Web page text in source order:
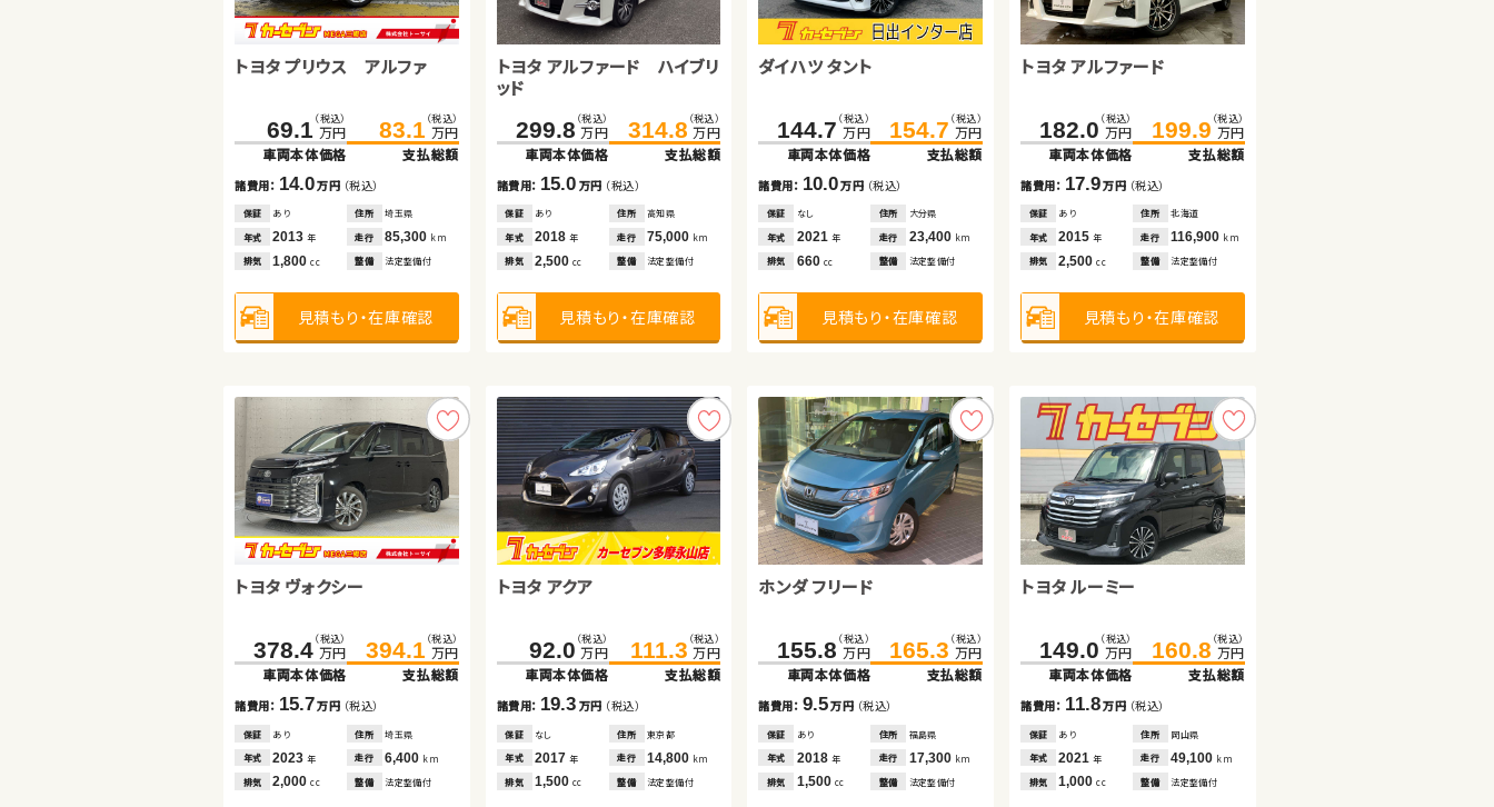
トヨタ プリウス アルファ
69.1 （税込）
万円
車両本体価格
83.1（税込）
万円
支払総額
諸費用： 14.0万円 （税込）
保証 あり 住所
埼玉県
年式
2013年 走行 85,300 km
排気
1,800cc 整備 法定整備付
見積もり・在庫確認
トヨタ アルファード ハイブリ
ッド
299.8 （税込）
万円
車両本体価格
314.8 （税込）
万円
支払総額
諸費用： 15.0 万円 （税込）
保証 あり 住所
高知県
年式
2018年 走行 75,000 km
排気
2,500cc 整備 法定整備付
見積もり・在庫確認
ダイハツ タント
144.7 （税込）
万円
車両本体価格
154.7 （税込）
万円
支払総額
諸費用： 10.0万円 （税込）
保証 なし 住所
大分県
年式
2021 年 走行 23,400 km
排気
660 cc 整備 法定整備付
見積もり・在庫確認
トヨタ アルファード
182.0 （税込）
万円
車両本体価格
199.9 （税込）
万円
支払総額
諸費用： 17.9万円 （税込）
保証 あり 住所
北海道
年式
2015年 走行 116,900 km
排気
2,500cc 整備 法定整備付
見積もり・在庫確認
トヨタ ヴォクシー
378.4（税込）
万円
車両本体価格
394.1（税込）
万円
支払総額
諸費用： 15.7万円 （税込）
保証 あり 住所
埼玉県
年式
2023年 走行 6,400 km
排気
2,000cc 整備 法定整備付
トヨタ アクア
92.0 （税込）
万円
車両本体価格
111.3 （税込）
万円
支払総額
諸費用： 19.3 万円 （税込）
保証 なし 住所
東京都
年式
2017年 走行 14,800 km
排気
1,500cc 整備 法定整備付
ホンダ フリード
155.8 （税込）
万円
車両本体価格
165.3 （税込）
万円
支払総額
諸費用： 9.5万円 （税込）
保証 あり 住所
福島県
年式
2018 年 走行 17,300 km
排気
1,500 cc 整備 法定整備付
トヨタ ルーミー
149.0 （税込）
万円
車両本体価格
160.8 （税込）
万円
支払総額
諸費用： 11.8万円 （税込）
保証 あり 住所
岡山県
年式
2021年 走行 49,100 km
排気
1,000cc 整備 法定整備付
ホンダ フリード
227.0 （税込）
万円
車両本体価格
233.8（税込）
万円
支払総額
諸費用： 6.8 万円（税込）
保証 あり 住所
山口県
年式
2023年 走行 26,700 km
排気
1,500cc 整備 法定整備付
見積もり・在庫確認
トヨタ プリウス
189.0 （税込）
万円
車両本体価格
198.0 （税込）
万円
支払総額
諸費用： 9.0万円（税込）
保証 なし 住所
宮城県
年式
2021年 走行 82,100 km
排気
1,800cc 整備 法定整備付
見積もり・在庫確認
ホンダ フィット
84.2 （税込）
万円
車両本体価格
99.9 （税込）
万円
支払総額
諸費用： 15.7万円 （税込）
保証 あり 住所
岩手県
年式
2020 年 走行 74,800 km
排気
1,400 整備 法定整備付
見積もり・在庫確認
スズキ スイフト
83.6 （税込）
万円
車両本体価格
99.6 （税込）
万円
支払総額
諸費用： 16.0万円 （税込）
保証 あり 住所
岩手県
年式
2017年 走行 58,300km
排気
1,300cc 整備 法定整備付
見積もり・在庫確認
スズキ ジムニー
192.8（税込）
万円
車両本体価格
206.8（税込）
万円
支払総額
諸費用： 14.0万円 （税込）
保証 あり 住所
千葉県
年式
2021年 走行 44,500km
排気
660cc 整備 法定整備付
ホンダ Ｎ ＢＯＸ
125.0 （税込）
万円
車両本体価格
135.9 （税込）
万円
支払総額
諸費用： 10.9 万円 （税込）
保証 あり 住所
岩手県
年式
2021年 走行 50,900 km
排気
660cc 整備 法定整備付
スズキ アルト ＨＢ
49.6 （税込）
万円
車両本体価格
59.7 （税込）
万円
支払総額
諸費用： 10.1万円（税込）
保証 あり 住所
茨城県
年式
2017 年 走行 42,600 km
排気
660cc 整備 法定整備付
ホンダ フィット ハイブリッド
104.6 （税込）
万円
車両本体価格
115.8 （税込）
万円
支払総額
諸費用： 11.2万円 （税込）
保証 あり 住所
埼玉県
年式
2022年 走行 35,200 km
排気
1,500cc 整備 法定整備付
ダイハツ ムーヴ
19.8 （税込）
万円
車両本体価格
30.0（税込）
万円
支払総額
諸費用： 10.2万円 （税込）
保証 なし 住所
広島県
年式
2011年 走行 60,500 km
排気
660cc 整備 法定整備付
見積もり・在庫確認
ホンダ Ｎ ＢＯＸ
199.8 （税込）
万円
車両本体価格
208.7 （税込）
万円
支払総額
諸費用： 8.9万円（税込）
保証 あり 住所
北海道
年式
2024年 走行 20,200 km
排気
660cc 整備 法定整備付
見積もり・在庫確認
ダイハツ タント
49.8 （税込）
万円
車両本体価格
60.1 （税込）
万円
支払総額
諸費用： 10.3万円 （税込）
保証 あり 住所
東京都
年式
2016 年 走行 78,100 km
排気
660 cc 整備 法定整備付
見積もり・在庫確認
スズキ ワゴンＲ
88.0 （税込）
万円
車両本体価格
99.7 （税込）
万円
支払総額
諸費用： 11.7万円 （税込）
保証 なし 住所
東京都
年式
2021年 走行 14,600km
排気
660cc 整備 法定整備付
見積もり・在庫確認
トヨタ ヴェルファイア ハイブ
271.8（税込）
万円
車両本体価格
289.2（税込）
万円
支払総額
諸費用： 17.4万円 （税込）
保証 あり 住所
岩手県
年式
2015年 走行 68,800km
排気
2,500cc 整備 法定整備付
トヨタ ヴェルファイア
135.0 （税込）
万円
車両本体価格
149.9 （税込）
万円
支払総額
諸費用： 14.9 万円 （税込）
保証 あり 住所
岩手県
年式
2013年 走行 88,000 km
排気
3,500cc 整備 法定整備付
トヨタ ノア
233.6 （税込）
万円
車両本体価格
249.3 （税込）
万円
支払総額
諸費用： 15.7万円（税込）
保証 あり 住所
埼玉県
年式
2019 年 走行 53,400 km
排気
2,000 cc 整備 法定整備付
トヨタ ルーミー
84.9 （税込）
万円
車両本体価格
89.9 （税込）
万円
支払総額
諸費用： 5.0 万円（税込）
保証 あり 住所
徳島県
年式
2019年 走行 94,900 km
排気
1,000cc 整備 法定整備付
スズキ ワゴンＲ
32.0 （税込）
万円
車両本体価格
38.0 （税込）
万円
支払総額
諸費用： 6.0万円（税込）
保証 なし 住所
長野県
年式
2012年 走行 59,000 km
排気
660cc 整備 なし
見積もり・在庫確認
日産 セレナ
375.0 （税込）
万円
車両本体価格
384.0 （税込）
万円
支払総額
諸費用： 9.0 万円（税込）
保証 あり 住所
岡山県
年式
2024 年 走行 18,500 km
排気
1,400 整備 法定整備付
見積もり・在庫確認